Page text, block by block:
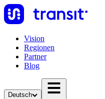
Vision
Regionen
Partner
Blog
Deutsch